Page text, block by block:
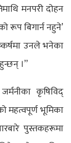
मनपरी दोहन
रूप बिगार्न नहुने’
उनले भनेका
।”
कृषिविद्
महत्वपूर्ण भूमिका
पुस्तकहरूमा